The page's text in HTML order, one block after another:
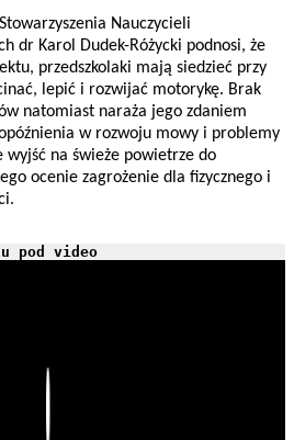
Nauczycieli
dr Karol Dudek-Różycki podnosi, że
przedszkolaki mają siedzieć przy
lepić i rozwijać motorykę. Brak
natomiast naraża jego zdaniem
w rozwoju mowy i problemy
na świeże powietrze do
ocenie zagrożenie dla fizycznego i
pod video